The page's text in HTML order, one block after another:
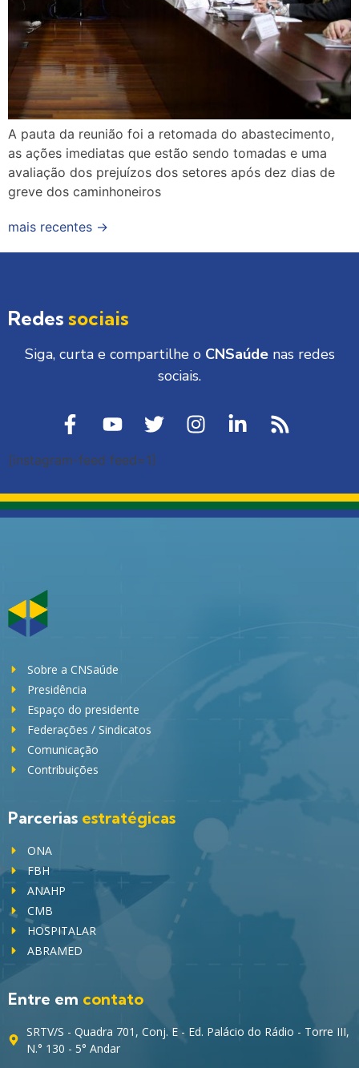
A pauta da reunião foi a retomada do abastecimento,
as ações imediatas que estão sendo tomadas e uma
avaliação dos prejuízos dos setores após dez dias de
greve dos caminhoneiros
mais recentes →
Redes sociais
Siga, curta e compartilhe o CNSaúdenas redes
sociais.
[instagram-feed feed=1]
Sobre a CNSaúde
Presidência
Espaço do presidente
Federações / Sindicatos
Comunicação
Contribuições
Parcerias estratégicas
ONA
FBH
ANAHP
CMB
HOSPITALAR
ABRAMED
Entre em contato
SRTV/S - Quadra 701, Conj. E - Ed. Palácio do Rádio - Torre III,
N.° 130 - 5° Andar